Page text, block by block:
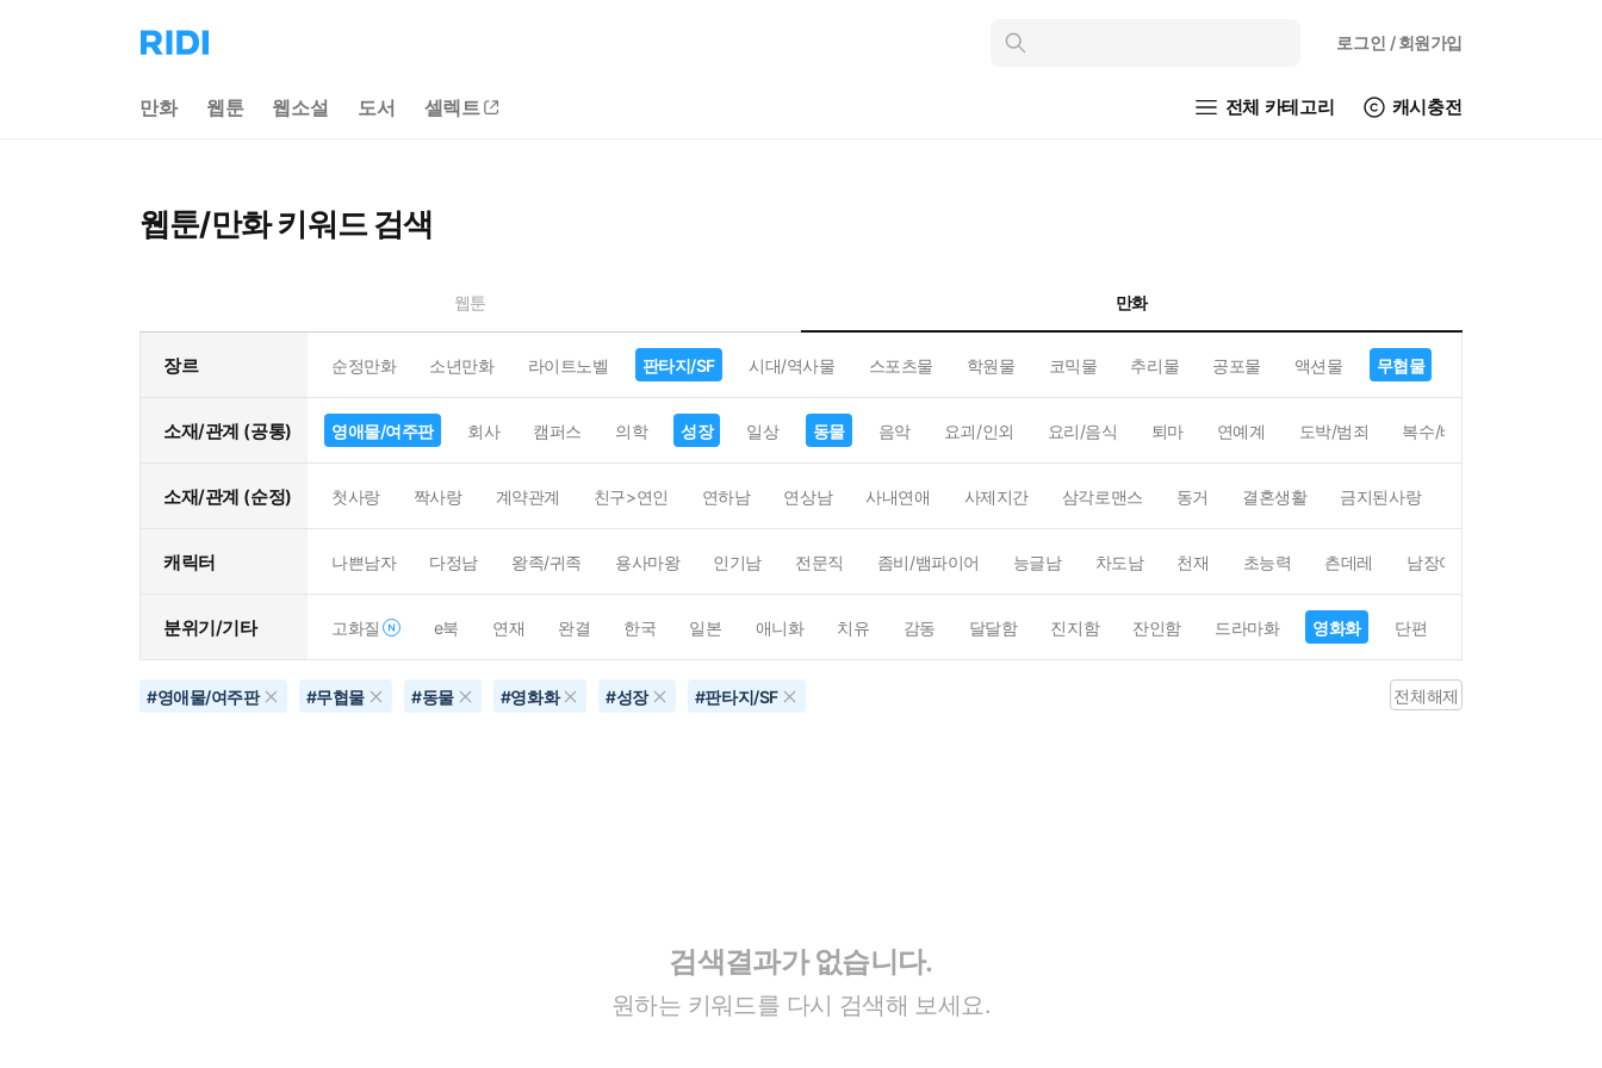
리
디
으
인
로그인 / 회원가입
만화 웹툰 웹소설 도서 셀렉트 전체 카테고리 캐시충전
웹툰/만화 키워드 검색
웹툰 만화
장르 순정만화 소년만화 라이트노벨 판타지/SF 시대/역사물 스포츠물 학원물 코믹물 추리물 공포물 액션물 무협물
소재/관계 (공통) 영애물/여주판 회사 캠퍼스 의학 성장 일상 동물 음악 요괴/인외 요리/음식 퇴마 연예계 도박/범죄 복수/배신
소재/관계 (순정) 첫사랑 짝사랑 계약관계 친구>연인 연하남 연상남 사내연애 사제지간 삼각로맨스 동거 결혼생활 금지된사랑
캐릭터 나쁜남자 다정남 왕족/귀족 용사마왕 인기남 전문직 좀비/뱀파이어 능글남 차도남 천재 초능력 츤데레 남장여자
분위기/기타 고화질 e북 연재 완결 한국 일본 애니화 치유 감동 달달함 진지함 잔인함 드라마화 영화화 단편
#영애물/여주판 #무협물 #동물 #영화화 #성장 #판타지/SF 전체해제
검색결과가 없습니다.
원하는 키워드를 다시 검색해 보세요.